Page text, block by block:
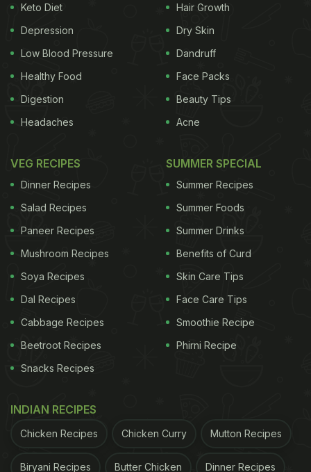
Keto Diet
Depression
Low Blood Pressure
Healthy Food
Digestion
Headaches
Hair Growth
Dry Skin
Dandruff
Face Packs
Beauty Tips
Acne
VEG RECIPES
Dinner Recipes
Salad Recipes
Paneer Recipes
Mushroom Recipes
Soya Recipes
Dal Recipes
Cabbage Recipes
Beetroot Recipes
Snacks Recipes
SUMMER SPECIAL
Summer Recipes
Summer Foods
Summer Drinks
Benefits of Curd
Skin Care Tips
Face Care Tips
Smoothie Recipe
Phirni Recipe
INDIAN RECIPES
Chicken Recipes Chicken Curry Mutton Recipes
Biryani Recipes Butter Chicken Dinner Recipes